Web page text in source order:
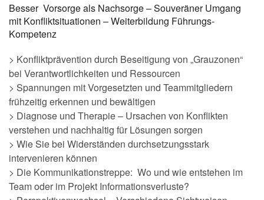
Besser Vorsorge als Nachsorge – Souveräner Umgang
mit Konfliktsituationen – Weiterbildung Führungs-
Kompetenz
> Konfliktprävention durch Beseitigung von „Grauzonen“
bei Verantwortlichkeiten und Ressourcen
> Spannungen mit Vorgesetzten und Teammitgliedern
frühzeitig erkennen und bewältigen
> Diagnose und Therapie – Ursachen von Konflikten
verstehen und nachhaltig für Lösungen sorgen
> Wie Sie bei Widerständen durchsetzungsstark
intervenieren können
> Die Kommunikationstreppe: Wo und wie entstehen im
Team oder im Projekt Informationsverluste?